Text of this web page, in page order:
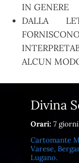
IN GENERE
DALLA
ALCUN
Divina
Orari: 7
Cartomante
Varese,
Lugano.